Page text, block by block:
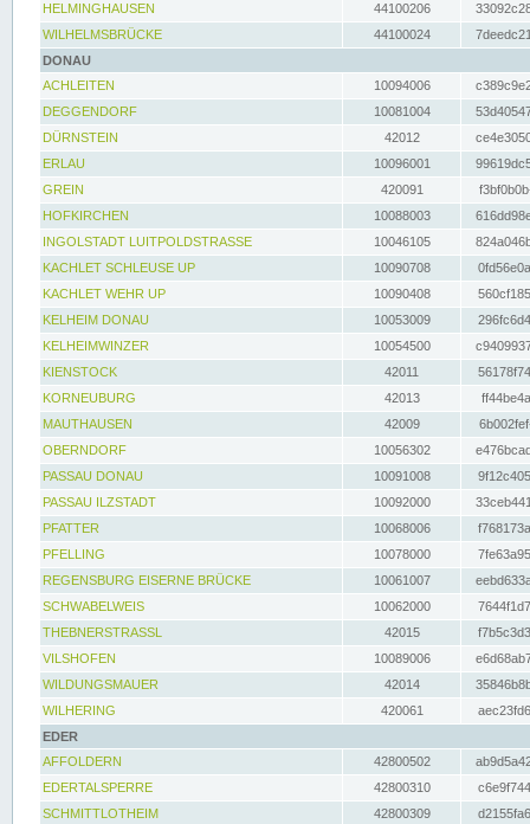
HELMINGHAUSEN
44100206
WILHELMSBRÜCKE
44100024
DONAU
ACHLEITEN
10094006
DEGGENDORF
10081004
DÜRNSTEIN
42012
ERLAU
10096001
GREIN
420091
HOFKIRCHEN
10088003
INGOLSTADT LUITPOLDSTRASSE
10046105
KACHLET SCHLEUSE UP
10090708
KACHLET WEHR UP
10090408
KELHEIM DONAU
10053009
KELHEIMWINZER
10054500
KIENSTOCK
42011
KORNEUBURG
42013
MAUTHAUSEN
42009
OBERNDORF
10056302
PASSAU DONAU
10091008
PASSAU ILZSTADT
10092000
PFATTER
10068006
PFELLING
10078000
REGENSBURG EISERNE BRÜCKE
10061007
SCHWABELWEIS
10062000
THEBNERSTRASSL
42015
VILSHOFEN
10089006
WILDUNGSMAUER
42014
WILHERING
420061
EDER
AFFOLDERN
42800502
EDERTALSPERRE
42800310
SCHMITTLOTHEIM
42800309